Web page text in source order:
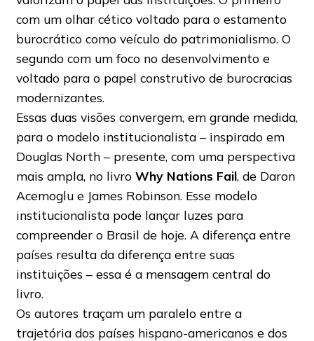
com um olhar cético voltado para o estamento
burocrático como veículo do patrimonialismo. O
segundo com um foco no desenvolvimento e
voltado para o papel construtivo de burocracias
modernizantes.
Essas duas visões convergem, em grande medida,
para o modelo institucionalista – inspirado em
Douglas North – presente, com uma perspectiva
mais ampla, no livro Why Nations Fail, de Daron
Acemoglu e James Robinson. Esse modelo
institucionalista pode lançar luzes para
compreender o Brasil de hoje. A diferença entre
países resulta da diferença entre suas
instituições – essa é a mensagem central do
livro.
Os autores traçam um paralelo entre a
trajetória dos países hispano-americanos e dos